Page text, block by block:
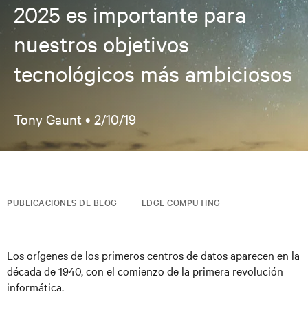
2025 es importante para
nuestros objetivos
tecnológicos más ambiciosos
Tony Gaunt • 2/10/19
PUBLICACIONES DE BLOG EDGE COMPUTING
Los orígenes de los primeros centros de datos aparecen en la
década de 1940, con el comienzo de la primera revolución
informática.